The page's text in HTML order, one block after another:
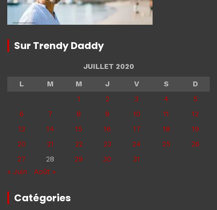
Sur Trendy Daddy
JUILLET 2020
L
M M J V S
D
1
2 3 4
5
6
7 8 9 10 11
12
13
14 15 16 17 18
19
20
21 22 23 24 25
26
27
28 29 30
31
« Juin
Août »
Catégories